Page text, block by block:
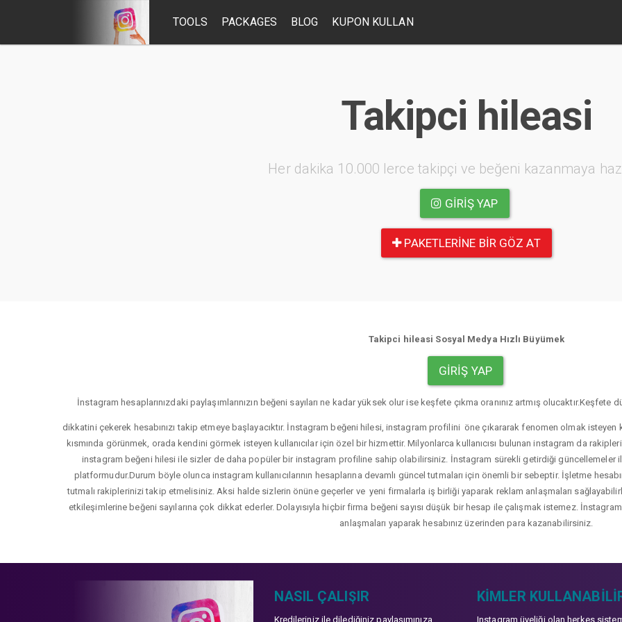
TOOLS PACKAGES BLOG KUPON KULLAN
Takipci hileasi
Her dakika 10.000 lerce takipçi ve beğeni kazanmaya
GIRIŞ YAP
PAKETLERINE BIR GÖZ AT
Takipci hileasi Sosyal Medya Hızlı Büyümek
GIRIŞ YAP
İnstagram hesaplarınızdaki paylaşımlarınızın beğeni sayıları ne kadar yüksek olur ise keşfete çıkma oranınız artmış olucaktır.Keşfete
dikkatini çekerek hesabınızı takip etmeye başlayacıktır. İnstagram beğeni hilesi, instagram profilini öne çıkararak fenomen olmak
kısmında görünmek, orada kendini görmek isteyen kullanıcılar için özel bir hizmettir. Milyonlarca kullanıcısı bulunan instagram da
instagram beğeni hilesi ile sizler de daha popüler bir instagram profiline sahip olabilirsiniz. İnstagram sürekli getirdiği güncellemeler
platformudur.Durum böyle olunca instagram kullanıcılarının hesaplarına devamlı güncel tutmaları için önemli bir sebeptir. İşletme
tutmalı rakiplerinizi takip etmelisiniz. Aksi halde sizlerin önüne geçerler ve yeni firmalarla iş birliği yaparak reklam anlaşmaları
etkileşimlerine beğeni sayılarına çok dikkat ederler. Dolayısıyla hiçbir firma beğeni sayısı düşük bir hesap ile çalışmak istemez.
anlaşmaları yaparak hesabınız üzerinden para kazanabilirsiniz.
NASIL ÇALIŞIR
Kredileriniz ile dilediğiniz paylaşımınıza
KIMLER
Instagram üyeliği olan herkes